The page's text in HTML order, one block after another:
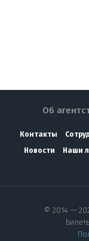
Об
Контакты
Новости
Наши
© 2014 —